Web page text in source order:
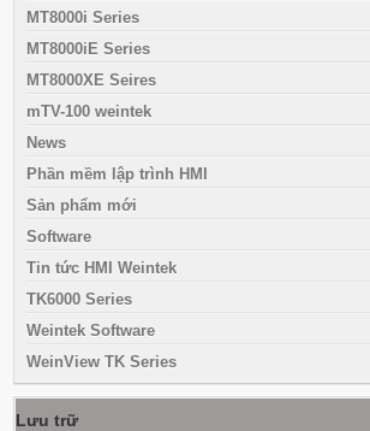
MT8000i Series
MT8000iE Series
MT8000XE Seires
mTV-100 weintek
News
Phần mềm lập trình HMI
Sản phẩm mới
Software
Tin tức HMI Weintek
TK6000 Series
Weintek Software
WeinView TK Series
Lưu trữ